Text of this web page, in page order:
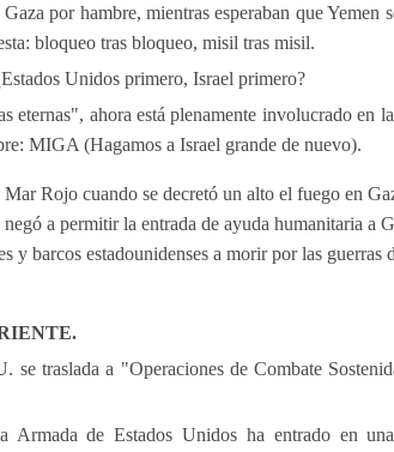
por hambre, mientras esperaban que Yemen
bloqueo tras bloqueo, misil tras misil.
Unidos primero, Israel primero?
eternas", ahora está plenamente involucrado en
MIGA (Hagamos a Israel grande de nuevo).
Rojo cuando se decretó un alto el fuego en
a permitir la entrada de ayuda humanitaria a
y barcos estadounidenses a morir por las guerras
.
traslada a "Operaciones de Combate
Armada de Estados Unidos ha entrado en